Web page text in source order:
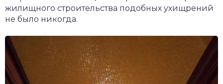
жилищного строительства подобных ухищрений
не было никогда.